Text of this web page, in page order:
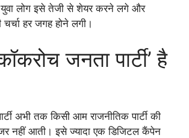
युवा लोग इसे तेजी से शेयर करने लगे और
हर जगह होने लगी।
जनता पार्टी’ है
अभी तक किसी आम राजनीतिक पार्टी की
नहीं आती। इसे ज्यादा एक डिजिटल कैंपेन